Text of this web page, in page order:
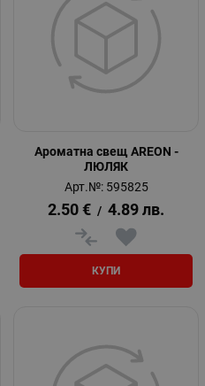
Ароматна свещ AREON -
ЛЮЛЯК
Арт.№: 595825
2.50 € / 4.89 лв.
КУПИ